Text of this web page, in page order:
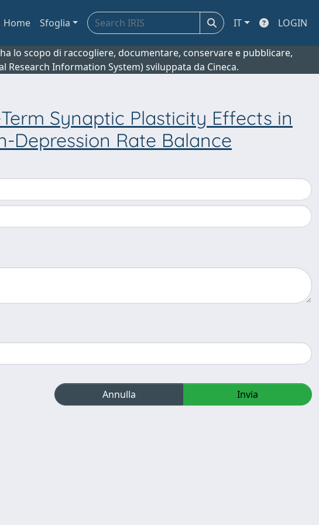
Home Sfoglia IT LOGIN
lo scopo di raccogliere, documentare, conservare e pubblicare,
Research Information System) sviluppata da Cineca.
Synaptic Plasticity Effects in
Depression Rate Balance
Annulla Invia